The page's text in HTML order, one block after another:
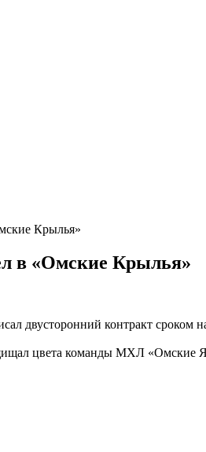
Крылья»
в «Омские Крылья»
двусторонний контракт
цвета команды МХЛ «Омские